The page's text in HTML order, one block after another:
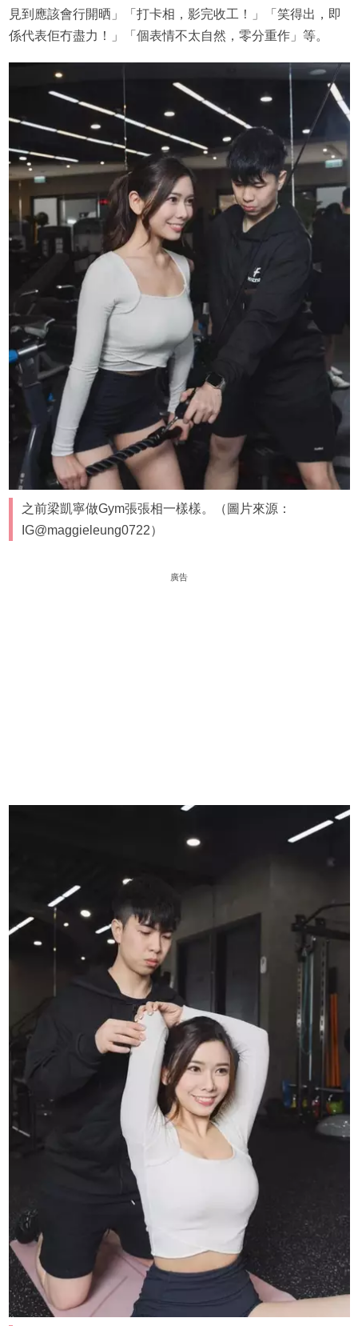
見到應該會行開晒」「打卡相，影完收工！」「笑得出，即
係代表佢冇盡力！」「個表情不太自然，零分重作」等。
之前梁凱寧做Gym張張相一樣樣。（圖片來源：
IG@maggieleung0722）
廣告